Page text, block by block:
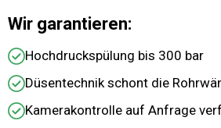
Wir garantieren:
Hochdruckspülung bis 300 bar
Düsentechnik schont die
Kamerakontrolle auf Anfrage